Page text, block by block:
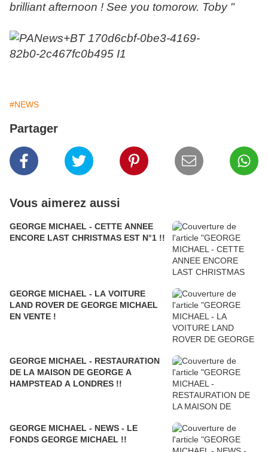
brilliant afternoon ! See you tomorow. Toby "
#NEWS
Partager
Vous aimerez aussi
GEORGE MICHAEL - CETTE ANNEE
ENCORE LAST CHRISTMAS EST N°1 !!
GEORGE MICHAEL - LA VOITURE
LAND ROVER DE GEORGE MICHAEL
EN VENTE !
GEORGE MICHAEL - RESTAURATION
DE LA MAISON DE GEORGE A
HAMPSTEAD A LONDRES !!
GEORGE MICHAEL - NEWS - LE
FONDS GEORGE MICHAEL !!